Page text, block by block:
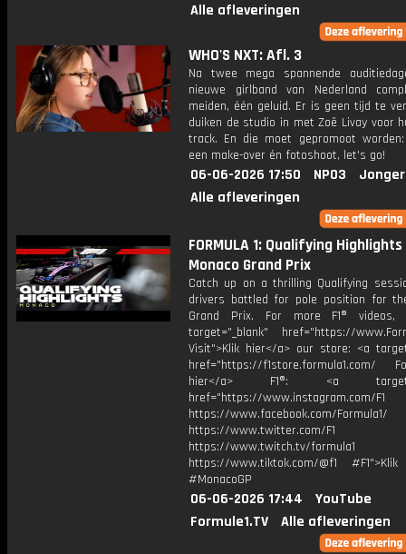
Alle afleveringen
WHO'S NXT: Afl. 3
Na twee mega spannende
nieuwe girlband van Nederland
meiden, één geluid. Er is geen tijd te
duiken de studio in met Zoë Livay voor
track. En die moet gepromoot
een make-over én fotoshoot, let's go!
06-06-2026 17:50 NPO3
Alle afleveringen
FORMULA 1: Qualifying
Monaco Grand Prix
Catch up on a thrilling Qualifying
drivers battled for pole position for
Grand Prix. For more F1®
target="_blank" href="https://
Visit">Klik hier</a> our store: <a
href="https://f1store.formula1.com/
hier</a> F1®: <a
href="https://www.instagram.com/F1
https://www.facebook.com/Formula1/
https://www.twitter.com/F1
https://www.twitch.tv/formula1
https://www.tiktok.com/@f1
#MonacoGP
06-06-2026 17:44
YouTube
Formule1.TV
Alle afleveringen